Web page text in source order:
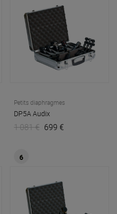
Petits diaphragmes
DP5A Audix
1 081 € 699 €
6